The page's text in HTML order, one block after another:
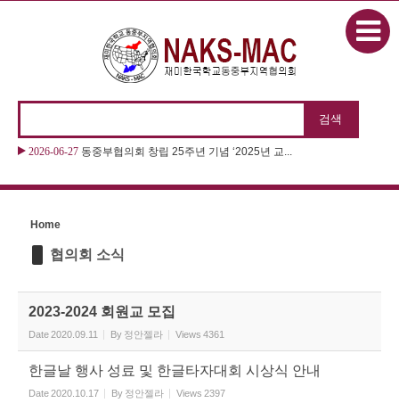
2026-06-27 동중부협의회 창립 25주년 기념 ‘2025년 교...
Home
협의회 소식
2023-2024 회원교 모집
Date2020.09.11 By 정안젤라 Views 4361
한글날 행사 성료 및 한글타자대회 시상식 안내
Date2020.10.17 By 정안젤라 Views 2397
Sketchbook5, 스케치북5
Sketchbook5, 스케치북5